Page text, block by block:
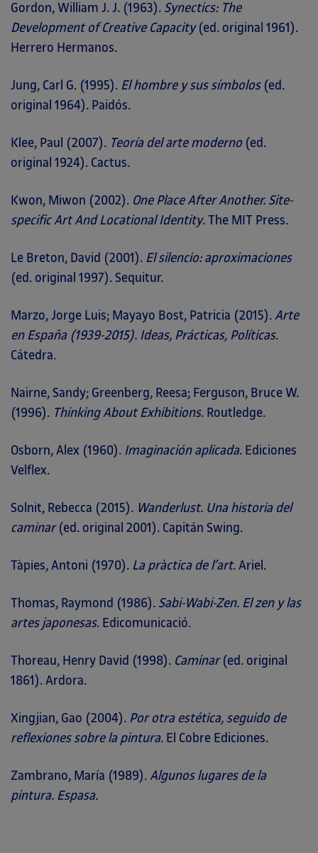
Gordon, William J. J. (1963). Synectics: The
Development of Creative Capacity(ed. original 1961).
Herrero Hermanos.
Jung, Carl G. (1995). El hombre y sus símbolos(ed.
original 1964). Paidós.
Klee, Paul (2007). Teoría del arte moderno(ed.
original 1924). Cactus.
Kwon, Miwon (2002). One Place After Another. Site-
specific Art And Locational Identity. The MIT Press.
Le Breton, David (2001). El silencio: aproximaciones
(ed. original 1997). Sequitur.
Marzo, Jorge Luis; Mayayo Bost, Patricia (2015). Arte
en España (1939-2015). Ideas, Prácticas, Políticas.
Cátedra.
Nairne, Sandy; Greenberg, Reesa; Ferguson, Bruce W.
(1996). Thinking About Exhibitions. Routledge.
Osborn, Alex (1960). Imaginación aplicada. Ediciones
Velflex.
Solnit, Rebecca (2015). Wanderlust. Una historia del
caminar(ed. original 2001). Capitán Swing.
Tàpies, Antoni (1970). La pràctica de l’art. Ariel.
Thomas, Raymond (1986). Sabi-Wabi-Zen. El zen y las
artes japonesas. Edicomunicació.
Thoreau, Henry David (1998). Caminar(ed. original
1861). Ardora.
Xingjian, Gao (2004). Por otra estética, seguido de
reflexiones sobre la pintura. El Cobre Ediciones.
Zambrano, María (1989). Algunos lugares de la
pintura. Espasa.